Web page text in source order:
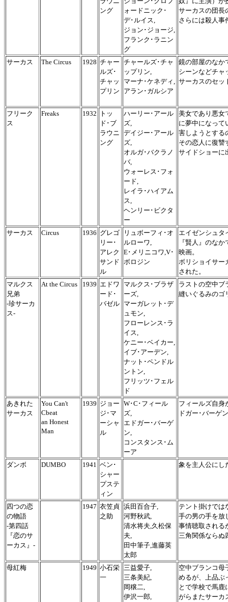
ング
ォードニック･
デ･ルイス,
ジョン･ジョージ,
フランク･ラニン
グ
サーカスの団長
さらには殺人事
サーカス The Circus 1928 チャー
ルズ･
チャッ
プリン
チャールズ･チャ
ップリン,
マーナ･ケネディ,
アラン･ガルシア
鏡の部屋のなか
シーンなどチャ
サーカスのセッ
フリーク
ス
Freaks 1932
トッ
ド･ブ
ラウニ
ング
ハーリー･アール
ズ,
デイジー･アール
ズ,
オルガ･バクラノ
バ,
ウォーレス･フォ
ード,
レイラ･ハイアム
ス,
ヘンリー･ビクタ
ー
美女であり悪女
に夢中になって
害しようとする
その恋人に復讐
サイドショーに
サーカス Circus 1936 グレゴ
リー･
アレク
サンド
ル
リュボーフィ･オ
ルローワ,
E･メリニコワ,V･
ボロジン
エイゼンシュタ
『賢人』のな
映画。
ボリショイサー
された。
マルクス
兄弟
-珍サーカ
ス-
At the Circus 1939 エドワ
ード･
バゼル
マルクス･ブラザ
ーズ,
マーガレット･デ
ュモン,
フローレンス･ラ
イス,
ケニー･ベイカー,
イブ･アーデン,
ナット･ペンドル
ントン,
フリッツ･フェル
ド
ラストの空中ブ
縫いぐるみのゴ
あきれた
サーカス
You Can't
Cbeat
an Honest
Man
1939 ジョー
ジ･マ
ーシャ
ル
W･C･フィール
ズ,
エドガー･バーゲ
ン,
コンスタンス･ム
ーア
フィールズ自身
ドガー･バーゲ
ダンボ DUMBO 1941 ベン･
シャー
プステ
ィン
象を主人公にし
四つの恋
の物語
-第四話
『恋のサ
ーカス』-
1947 衣笠貞
之助
浜田百合子,
河野秋武,
清水将夫,久松保
夫,
田中筆子,進藤英
太郎
テント掛けでは
手の男の手を放
事情聴取される
三角関係ならぬ
母紅梅 1949 小石栄
一
三益愛子,
三条美紀,
岡穣二,
伊沢一郎,
空中ブランコ母
めるが、上品ぶ
とで学校で馬鹿
がらまたサーカ